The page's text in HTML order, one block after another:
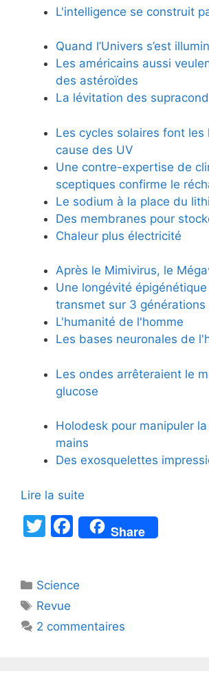
L'intelligence se construit
Quand l’Univers s’est
Les américains aussi
des astéroïdes
La lévitation des
Les cycles solaires font les
cause des UV
Une contre-expertise de
sceptiques confirme le
Le sodium à la place du
Des membranes pour
Chaleur plus électricité
Après le Mimivirus, le
Une longévité
transmet sur 3 générations
L'humanité de l'homme
Les bases neuronales de
Les ondes arrêteraient le
glucose
Holodesk pour manipuler
mains
Des exosquelettes
Lire la suite
T
er
F
a
e
o
Share
Catégories
Science
Étiquettes
Revue
2 commentaires